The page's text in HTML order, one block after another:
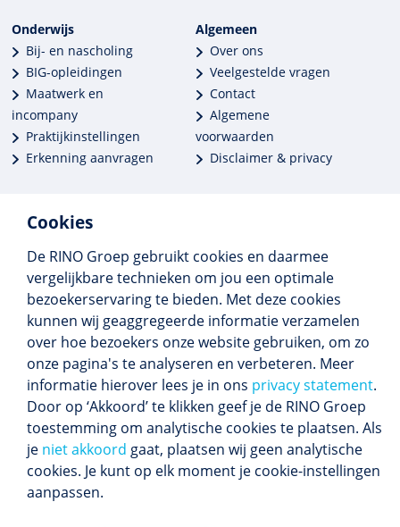
Cookies
De RINO Groep gebruikt cookies en daarmee
vergelijkbare technieken om jou een optimale
bezoekerservaring te bieden. Met deze cookies
kunnen wij geaggregeerde informatie verzamelen
over hoe bezoekers onze website gebruiken, om zo
onze pagina's te analyseren en verbeteren. Meer
informatie hierover lees je in ons privacy statement.
Door op ‘Akkoord’ te klikken geef je de RINO Groep
toestemming om analytische cookies te plaatsen. Als
je niet akkoord gaat, plaatsen wij geen analytische
cookies. Je kunt op elk moment je cookie-instellingen
aanpassen.
Onderwijs
Bij- en nascholing
BIG-opleidingen
Maatwerk en
incompany
Praktijkinstellingen
Erkenning aanvragen
Algemeen
Over ons
Veelgestelde vragen
Contact
Algemene
voorwaarden
Disclaimer & privacy
Meer dan 250 opleidingen
Alle BIG-opleidingen in huis
Cedeo-erkend en CRKBO-geregistreerd
Gemiddelde beoordeling 8,4
Volg ons
Blijf op de hoogte van het (nieuwe) scholings­
aanbod en ons laatste nieuws.